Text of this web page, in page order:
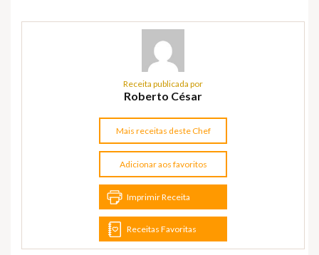
Receita publicada por
Roberto César
Mais receitas deste Chef
Adicionar aos favoritos
Imprimir Receita
Receitas Favoritas